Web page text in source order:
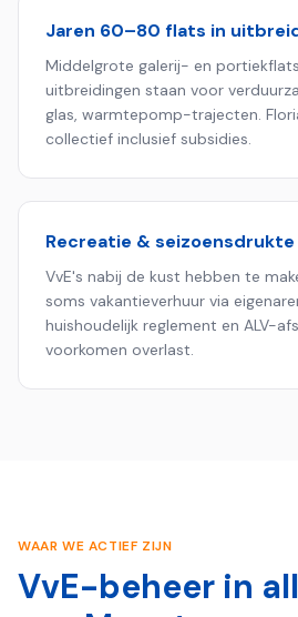
Jaren 60–80 flats in
Middelgrote galerij- en
uitbreidingen staan voor
glas, warmtepomp-trajecten.
collectief inclusief subsidies.
Recreatie & seizoensdrukte
VvE's nabij de kust hebben te
soms vakantieverhuur via
huishoudelijk reglement en ALV-
voorkomen overlast.
WAAR WE ACTIEF ZIJN
VvE-beheer in